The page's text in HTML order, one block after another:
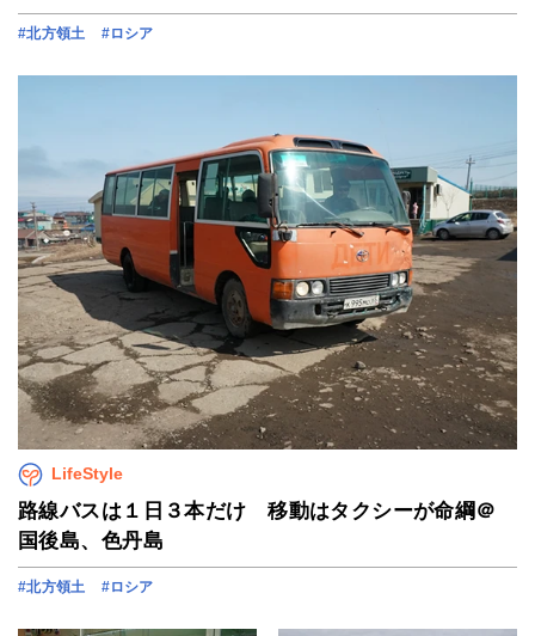
#北方領土 #ロシア
LifeStyle
路線バスは１日３本だけ 移動はタクシーが命綱＠
国後島、色丹島
#北方領土 #ロシア